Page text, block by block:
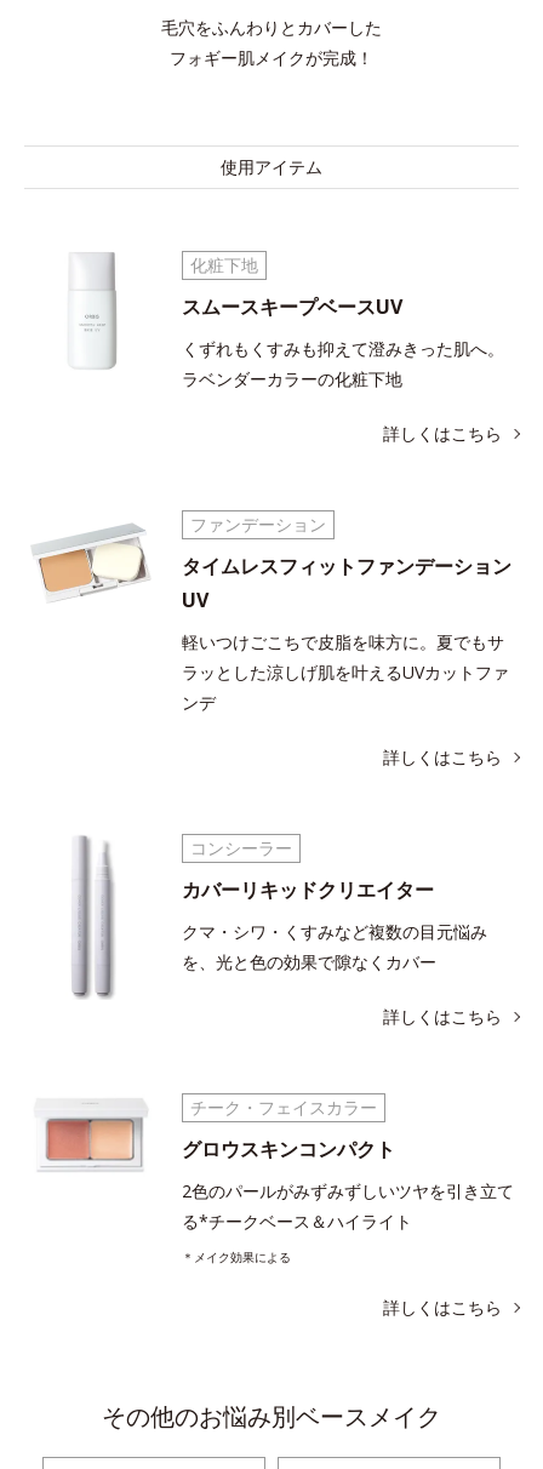
毛穴をふんわりとカバーした
フォギー肌メイクが完成！
使用アイテム
化粧下地
スムースキープベースUV
くずれもくすみも抑えて澄みきった肌へ。
ラベンダーカラーの化粧下地
詳しくはこちら
ファンデーション
タイムレスフィットファンデーション
UV
軽いつけごこちで皮脂を味方に。夏でもサ
ラッとした涼しげ肌を叶えるUVカットファ
ンデ
詳しくはこちら
コンシーラー
カバーリキッドクリエイター
クマ・シワ・くすみなど複数の目元悩み
を、光と色の効果で隙なくカバー
詳しくはこちら
チーク・フェイスカラー
グロウスキンコンパクト
2色のパールがみずみずしいツヤを引き立て
る*チークベース＆ハイライト
＊メイク効果による
詳しくはこちら
その他のお悩み別ベースメイク